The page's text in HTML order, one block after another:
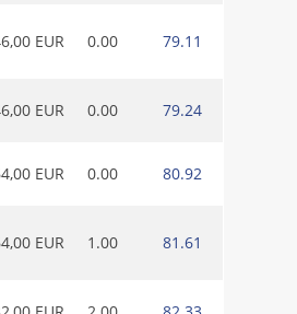
EUR 0.00 79.11
EUR 0.00 79.24
EUR 0.00 80.92
EUR 1.00 81.61